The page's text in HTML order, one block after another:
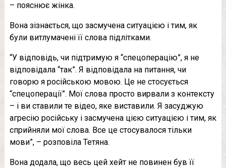
– пояснює жінка.
Вона зізнається, що засмучена ситуацією і тим, як
були витлумачені її слова підлітками.
“У відповідь, чи підтримую я “спецоперацію”, я не
відповідала “так”. Я відповідала на питання, чи
говорю я російською мовою. Це не стосується
“спецоперації”. Мої слова просто вирвали з контексту
– і ви ставили те відео, яке виставили. Я засуджую
агресію російську і засмучена цією ситуацією і тим, як
сприйняли мої слова. Все це стосувалося тільки
мови”, – розповіла Тетяна.
Вона додала, що весь цей хейт не повинен був її